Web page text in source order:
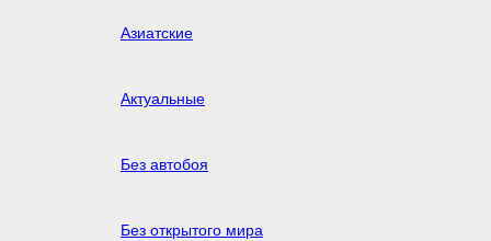
Азиатские
Актуальные
Без автобоя
Без открытого мира